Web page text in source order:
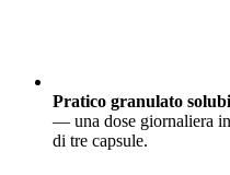
Pratico granulato
— una dose giornaliera
di tre capsule.